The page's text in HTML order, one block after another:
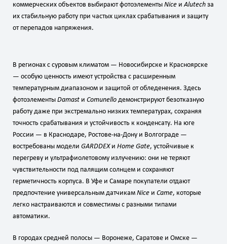
коммерческих объектов выбирают фотоэлементы Nice иAlutech за
их стабильную работу при частых циклах срабатывания и защиту
от перепадов напряжения.
В регионах с суровым климатом — Новосибирске и Красноярске
— особую ценность имеют устройства с расширенным
температурным диапазоном и защитой от обледенения. Здесь
фотоэлементы Damast и Comunello демонстрируют безотказную
работу даже при экстремально низких температурах, сохраняя
точность срабатывания и устойчивость к конденсату. На юге
России — в Краснодаре, Ростове‑на‑Дону и Волгограде —
востребованы модели GARDDEXи Home Gate, устойчивые к
перегреву и ультрафиолетовому излучению: они не теряют
чувствительности под палящим солнцем и сохраняют
герметичность корпуса. В Уфе и Самаре покупатели отдают
предпочтение универсальным датчикам Nice и Came, которые
легко настраиваются и совместимы с разными типами
автоматики.
В городах средней полосы — Воронеже, Саратове и Омске —